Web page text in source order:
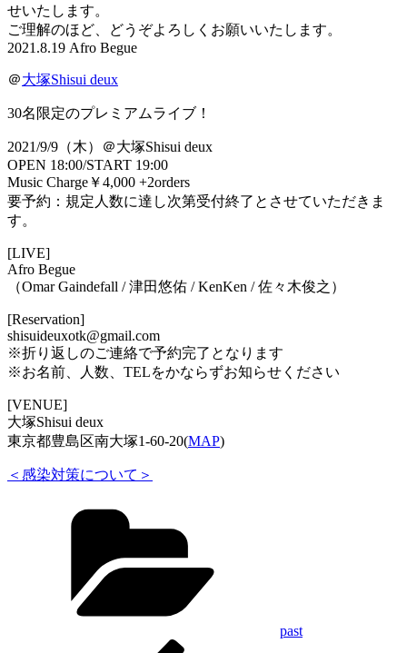
せいたします。
ご理解のほど、どうぞよろしくお願いいたします。
2021.8.19 Afro Begue
＠大塚Shisui deux
30名限定のプレミアムライブ！
2021/9/9（木）＠大塚Shisui deux
OPEN 18:00/START 19:00
Music Charge￥4,000 +2orders
要予約：規定人数に達し次第受付終了とさせていただきま
す。
[LIVE]
Afro Begue
（Omar Gaindefall / 津田悠佑 / KenKen / 佐々木俊之）
[Reservation]
shisuideuxotk@gmail.com
※折り返しのご連絡で予約完了となります
※お名前、人数、TELをかならずお知らせください
[VENUE]
大塚Shisui deux
東京都豊島区南大塚1-60-20(MAP)
＜感染対策について＞
past